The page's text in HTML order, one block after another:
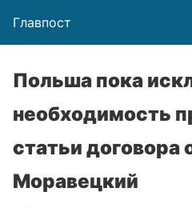
Главпост
Польша пока
необходимость
статьи договора
Моравецкий